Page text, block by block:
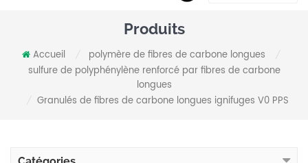
Produits
Accueil polymère de fibres de carbone longues
sulfure de polyphénylène renforcé par fibres de carbone
longues
Granulés de fibres de carbone longues ignifuges V0 PPS